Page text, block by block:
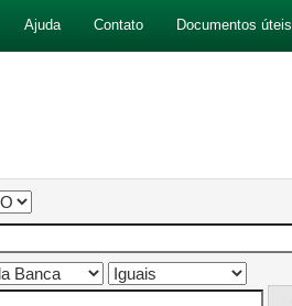
Ajuda Contato Documentos úteis